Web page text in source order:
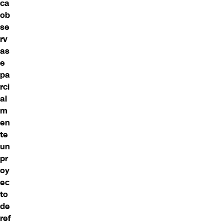
ca
ob
se
rv
as
e
pa
rci
al
m
en
te
un
pr
oy
ec
to
de
ref